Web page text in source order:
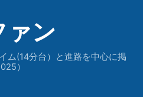
ァン
ム(14分台）と進路を中心に掲
）